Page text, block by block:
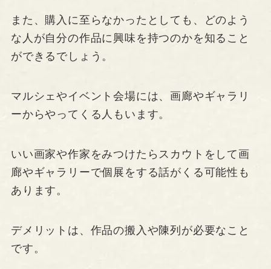
また、購入に至らなかったとしても、どのよう
な人が自分の作品に興味を持つのかを知ること
ができるでしょう。
マルシェやイベント会場には、画廊やギャラリ
ーからやってくる人もいます。
いい画家や作家をみつけたらスカウトをして画
廊やギャラリーで個展をする話がくる可能性も
あります。
デメリットは、作品の搬入や陳列が必要なこと
です。